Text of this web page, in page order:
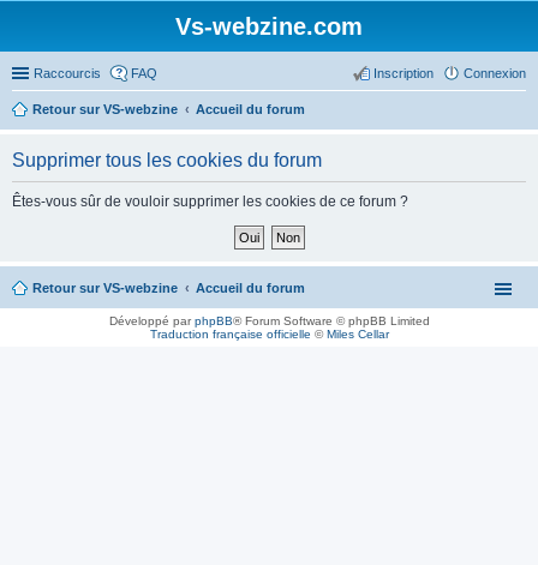
Vs-webzine.com
Raccourcis FAQ Connexion
Inscription
Retour sur VS-webzine Accueil du forum
Supprimer tous les cookies du forum
Êtes-vous sûr de vouloir supprimer les cookies de ce forum ?
Retour sur VS-webzine Accueil du forum
Développé parphpBB® Forum Software © phpBB Limited
Traduction française officielle ©Miles Cellar